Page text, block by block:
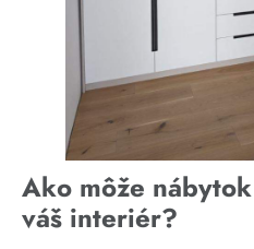
Ako môže
váš interiér?